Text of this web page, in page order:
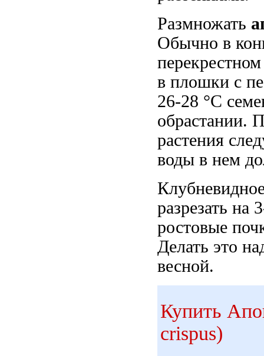
Размножать
Обычно в
в плошки с
26-28 °С
обрастании.
растения
воды в нем
разрезать на
ростовые
Делать это
весной.
Купить
crispus)